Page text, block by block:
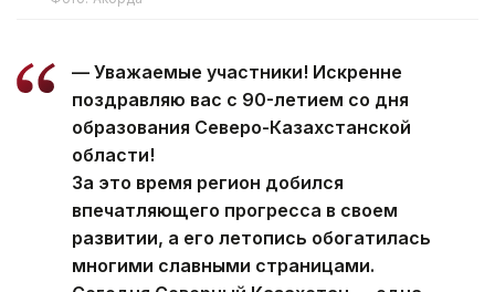
— Уважаемые участники! Искренне
поздравляю вас с 90-летием со дня
образования Северо-Казахстанской
области!
За это время регион добился
впечатляющего прогресса в своем
развитии, а его летопись обогатилась
многими славными страницами.